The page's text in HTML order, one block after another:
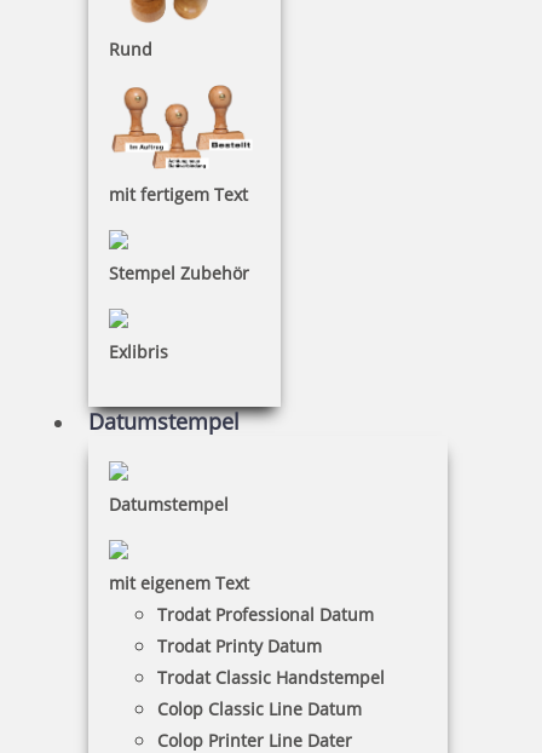
Rund
mit fertigem Text
Stempel Zubehör
Exlibris
Datumstempel
Datumstempel
mit eigenem Text
Trodat Professional Datum
Trodat Printy Datum
Trodat Classic Handstempel
Colop Classic Line Datum
Colop Printer Line Dater
COLOP e-mark GO
219,60 €
Colop
COLOP Stempelerzeugung Skopek Gesellschaft m.b.H. &
Dr.-Arming-Straße 5, 4600 Wels, Austria
Kontakt: colop@colop.com